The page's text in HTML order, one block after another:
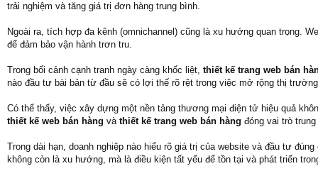
trải nghiệm và tăng giá trị đơn hàng trung bình.
Ngoài ra, tích hợp đa kênh (omnichannel) cũng là xu hướng quan trọng.
để đảm bảo vận hành trơn tru.
Trong bối cảnh cạnh tranh ngày càng khốc liệt, thiết kế trang web bán
nào đầu tư bài bản từ đầu sẽ có lợi thế rõ rệt trong việc mở rộng thị
Có thể thấy, việc xây dựng một nền tảng thương mại điện tử hiệu quả
thiết kế web bán hàng và thiết kế trang web bán hàng đóng vai trò
Trong dài hạn, doanh nghiệp nào hiểu rõ giá trị của website và đầu tư
không còn là xu hướng, mà là điều kiện tất yếu để tồn tại và phát triển